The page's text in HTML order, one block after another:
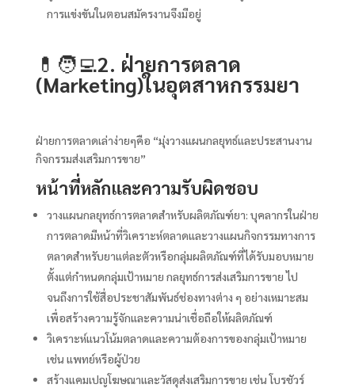
การแข่งขันในตอนสมัครงานจึงมีอยู่
💊🧑‍💻2. ฝ่ายการตลาด
(Marketing)ในอุตสาหกรรมยา
ฝ่ายการตลาดเล่าง่ายๆคือ “มุ่งวางแผนกลยุทธ์และประสานงาน
กิจกรรมส่งเสริมการขาย”
หน้าที่หลักและความรับผิดชอบ
วางแผนกลยุทธ์การตลาดสำหรับผลิตภัณฑ์ยา: บุคลากรในฝ่าย
การตลาดมีหน้าที่วิเคราะห์ตลาดและวางแผนกิจกรรมทางการ
ตลาดสำหรับยาแต่ละตัวหรือกลุ่มผลิตภัณฑ์ที่ได้รับมอบหมาย
ตั้งแต่กำหนดกลุ่มเป้าหมาย กลยุทธ์การส่งเสริมการขาย ไป
จนถึงการใช้สื่อประชาสัมพันธ์ช่องทางต่าง ๆ อย่างเหมาะสม
เพื่อสร้างความรู้จักและความน่าเชื่อถือให้ผลิตภัณฑ์
วิเคราะห์แนวโน้มตลาดและความต้องการของกลุ่มเป้าหมาย
เช่น แพทย์หรือผู้ป่วย
สร้างแคมเปญโฆษณาและวัสดุส่งเสริมการขาย เช่น โบรชัวร์